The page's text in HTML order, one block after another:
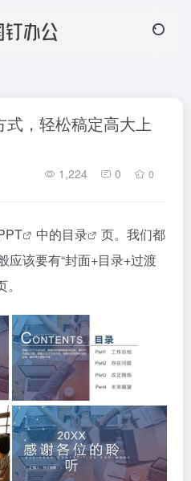
，轻松稿定高大上
1,224 0 0
中的目录
页。我们都
应该要有“封面+目录+过渡